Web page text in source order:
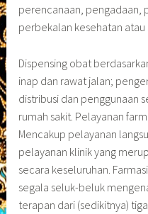
perencanaan, pengadaan,
perbekalan kesehatan
Dispensing obat
inap dan rawat jalan;
distribusi dan penggunaan
rumah sakit. Pelayanan
Mencakup pelayanan
pelayanan klinik yang
secara keseluruhan.
segala seluk-beluk
terapan dari (sedikitnya)